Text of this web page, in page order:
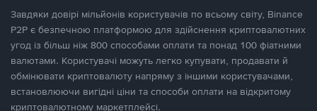
Завдяки довірі мільйонів користувачів по всьому світу, Binance
P2P є безпечною платформою для здійснення криптовалютних
угод із більш ніж 800 способами оплати та понад 100 фіатними
валютами. Користувачі можуть легко купувати, продавати й
обмінювати криптовалюту напряму з іншими користувачами,
встановлюючи вигідні ціни та способи оплати на відкритому
криптовалютному маркетплейсі.